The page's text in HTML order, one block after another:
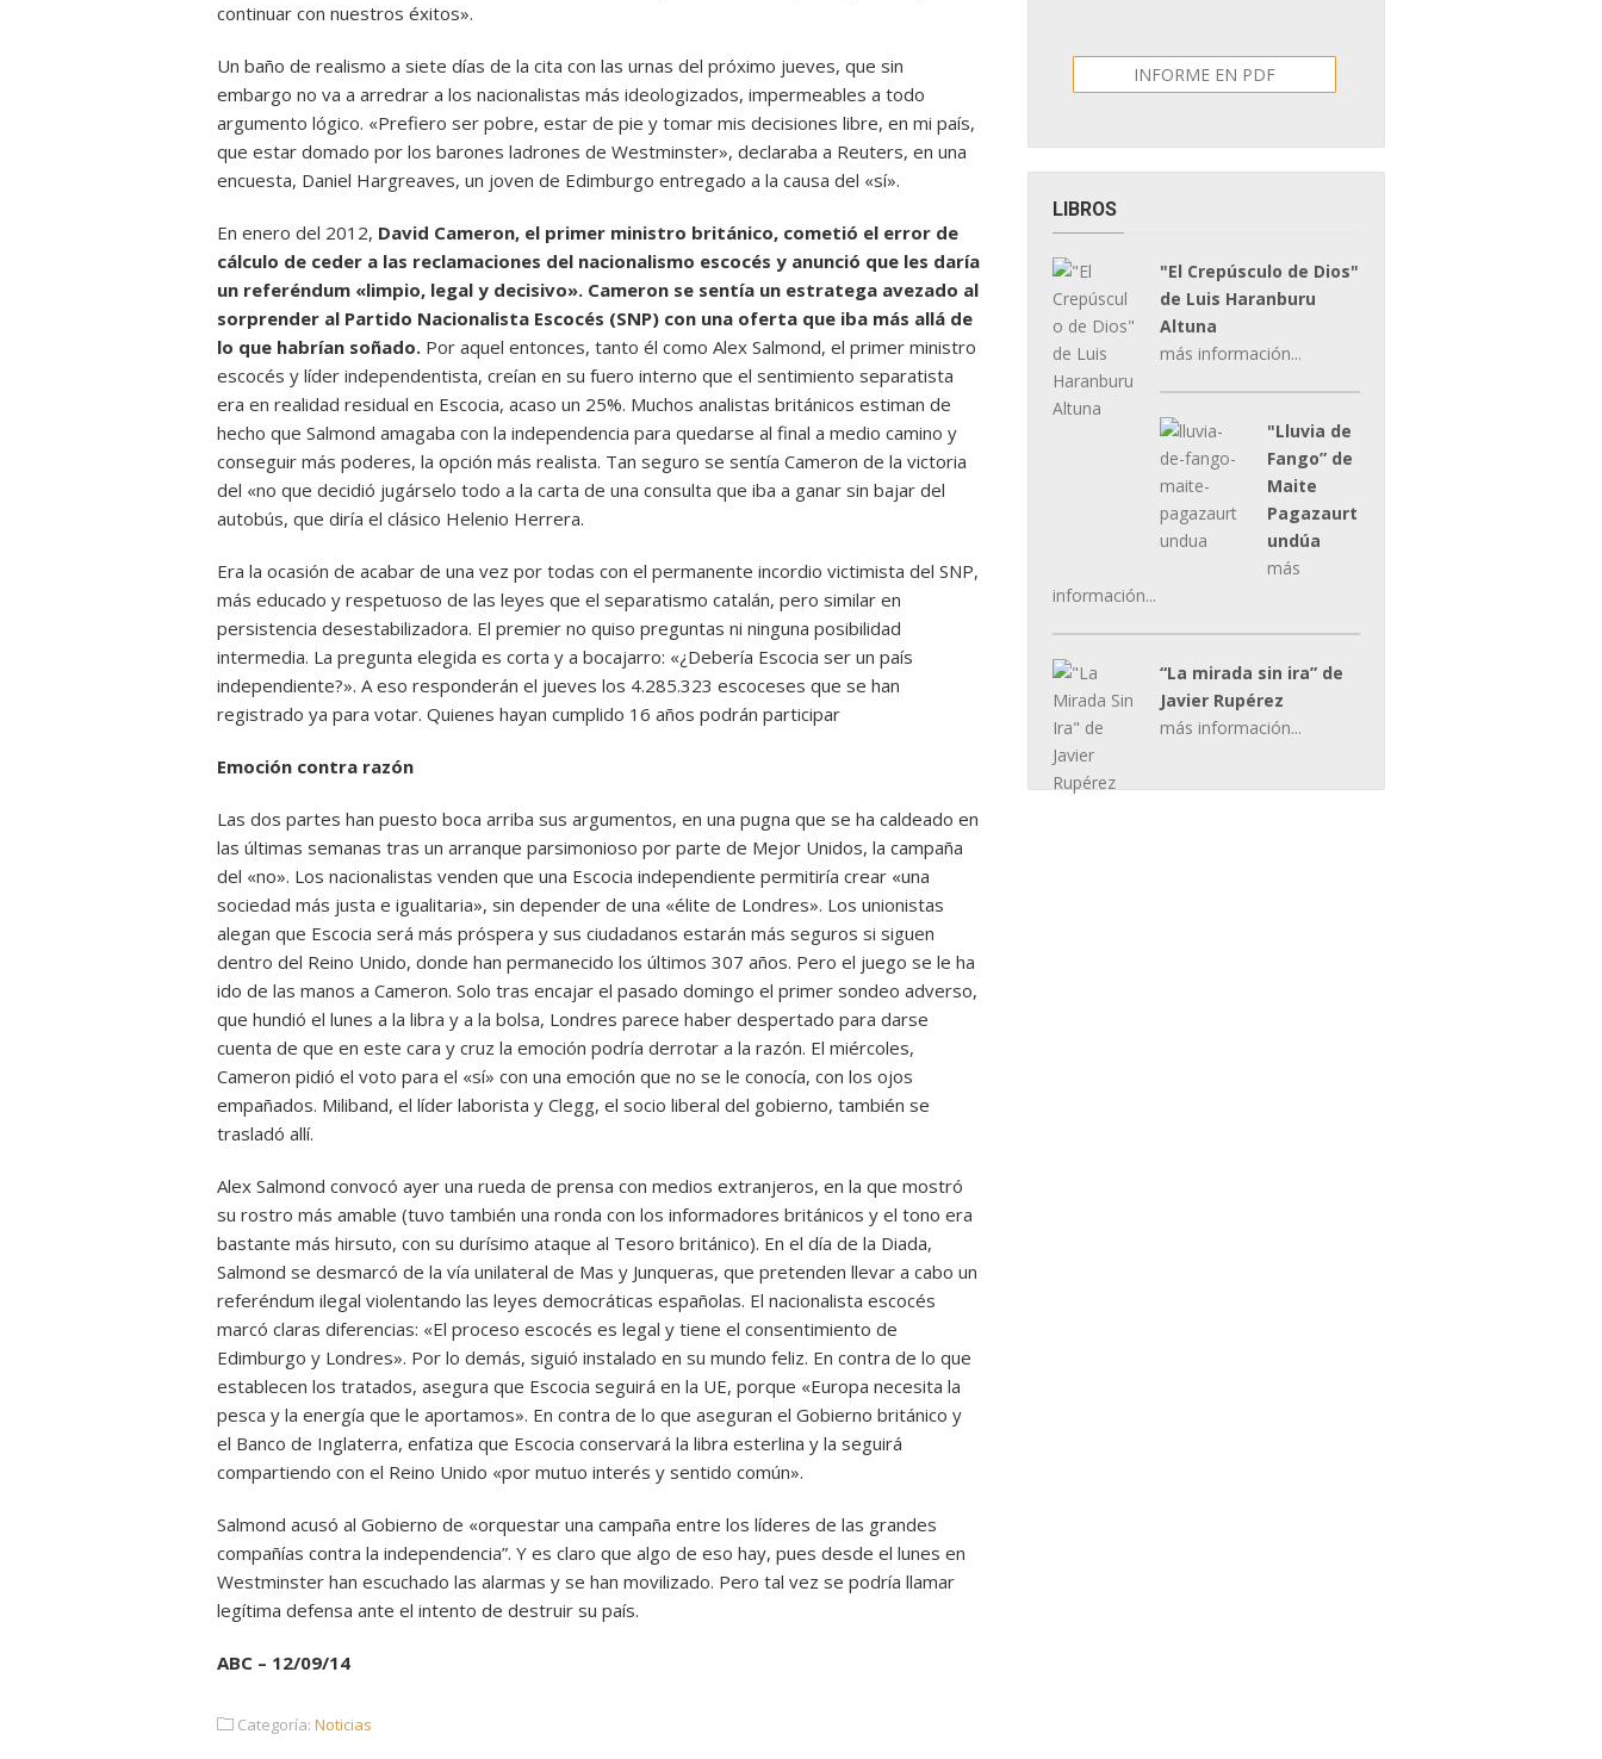
continuar con nuestros éxitos».
Un baño de realismo a siete días de la cita con las urnas del próximo jueves, que sin
embargo no va a arredrar a los nacionalistas más ideologizados, impermeables a todo
argumento lógico. «Prefiero ser pobre, estar de pie y tomar mis decisiones libre, en mi país,
que estar domado por los barones ladrones de Westminster», declaraba a Reuters, en una
encuesta, Daniel Hargreaves, un joven de Edimburgo entregado a la causa del «sí».
En enero del 2012, David Cameron, el primer ministro británico, cometió el error de
cálculo de ceder a las reclamaciones del nacionalismo escocés y anunció que les daría
un referéndum «limpio, legal y decisivo». Cameron se sentía un estratega avezado al
sorprender al Partido Nacionalista Escocés (SNP) con una oferta que iba más allá de
lo que habrían soñado. Por aquel entonces, tanto él como Alex Salmond, el primer ministro
escocés y líder independentista, creían en su fuero interno que el sentimiento separatista
era en realidad residual en Escocia, acaso un 25%. Muchos analistas británicos estiman de
hecho que Salmond amagaba con la independencia para quedarse al final a medio camino y
conseguir más poderes, la opción más realista. Tan seguro se sentía Cameron de la victoria
del «no que decidió jugárselo todo a la carta de una consulta que iba a ganar sin bajar del
autobús, que diría el clásico Helenio Herrera.
Era la ocasión de acabar de una vez por todas con el permanente incordio victimista del SNP,
más educado y respetuoso de las leyes que el separatismo catalán, pero similar en
persistencia desestabilizadora. El premier no quiso preguntas ni ninguna posibilidad
intermedia. La pregunta elegida es corta y a bocajarro: «¿Debería Escocia ser un país
independiente?». A eso responderán el jueves los 4.285.323 escoceses que se han
registrado ya para votar. Quienes hayan cumplido 16 años podrán participar
Emoción contra razón
Las dos partes han puesto boca arriba sus argumentos, en una pugna que se ha caldeado en
las últimas semanas tras un arranque parsimonioso por parte de Mejor Unidos, la campaña
del «no». Los nacionalistas venden que una Escocia independiente permitiría crear «una
sociedad más justa e igualitaria», sin depender de una «élite de Londres». Los unionistas
alegan que Escocia será más próspera y sus ciudadanos estarán más seguros si siguen
dentro del Reino Unido, donde han permanecido los últimos 307 años. Pero el juego se le ha
ido de las manos a Cameron. Solo tras encajar el pasado domingo el primer sondeo adverso,
que hundió el lunes a la libra y a la bolsa, Londres parece haber despertado para darse
cuenta de que en este cara y cruz la emoción podría derrotar a la razón. El miércoles,
Cameron pidió el voto para el «sí» con una emoción que no se le conocía, con los ojos
empañados. Miliband, el líder laborista y Clegg, el socio liberal del gobierno, también se
trasladó allí.
Alex Salmond convocó ayer una rueda de prensa con medios extranjeros, en la que mostró
su rostro más amable (tuvo también una ronda con los informadores británicos y el tono era
bastante más hirsuto, con su durísimo ataque al Tesoro británico). En el día de la Diada,
Salmond se desmarcó de la vía unilateral de Mas y Junqueras, que pretenden llevar a cabo un
referéndum ilegal violentando las leyes democráticas españolas. El nacionalista escocés
marcó claras diferencias: «El proceso escocés es legal y tiene el consentimiento de
Edimburgo y Londres». Por lo demás, siguió instalado en su mundo feliz. En contra de lo que
establecen los tratados, asegura que Escocia seguirá en la UE, porque «Europa necesita la
pesca y la energía que le aportamos». En contra de lo que aseguran el Gobierno británico y
el Banco de Inglaterra, enfatiza que Escocia conservará la libra esterlina y la seguirá
compartiendo con el Reino Unido «por mutuo interés y sentido común».
Salmond acusó al Gobierno de «orquestar una campaña entre los líderes de las grandes
compañías contra la independencia”. Y es claro que algo de eso hay, pues desde el lunes en
Westminster han escuchado las alarmas y se han movilizado. Pero tal vez se podría llamar
legítima defensa ante el intento de destruir su país.
ABC – 12/09/14
Categoría: Noticias
INFORME EN PDF
LIBROS
"El Crepúsculo de Dios"
de Luis Haranburu
Altuna
más información...
"Lluvia de
Fango” de
Maite
Pagazaurt
undúa
más
información...
“La mirada sin ira” de
Javier Rupérez
más información...